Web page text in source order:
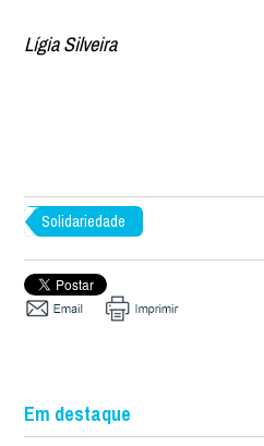
Lígia Silveira
Solidariedade
Em destaque